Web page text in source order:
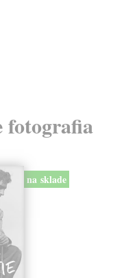
fotografia
na sklade